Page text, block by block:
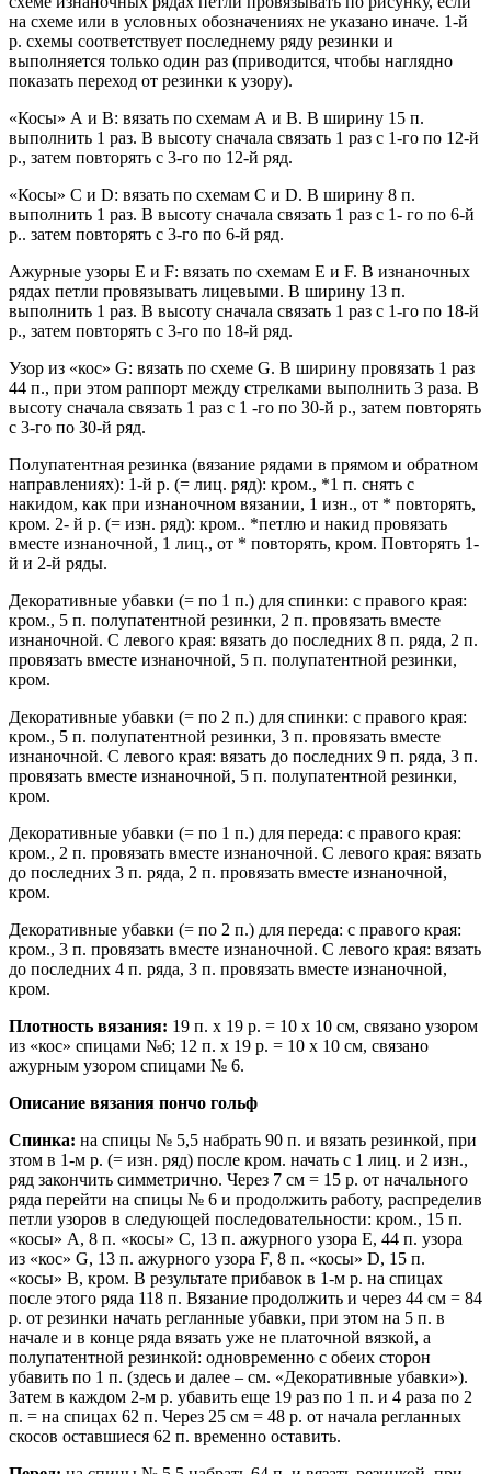
на схеме или в условных обозначениях не указано иначе. 1-й
р. схемы соответствует последнему ряду резинки и
выполняется только один раз (приводится, чтобы наглядно
показать переход от резинки к узору).
«Косы» А и В: вязать по схемам А и В. В ширину 15 п.
выполнить 1 раз. В высоту сначала связать 1 раз с 1-го по 12-й
р., затем повторять с 3-го по 12-й ряд.
«Косы» С и D: вязать по схемам С и D. В ширину 8 п.
выполнить 1 раз. В высоту сначала связать 1 раз с 1- го по 6-й
р.. затем повторять с 3-го по 6-й ряд.
Ажурные узоры Е и F: вязать по схемам Е и F. В изнаночных
рядах петли провязывать лицевыми. В ширину 13 п.
выполнить 1 раз. В высоту сначала связать 1 раз с 1-го по 18-й
р., затем повторять с 3-го по 18-й ряд.
Узор из «кос» G: вязать по схеме G. В ширину провязать 1 раз
44 п., при этом раппорт между стрелками выполнить 3 раза. В
высоту сначала связать 1 раз с 1 -го по 30-й р., затем повторять
с 3-го по 30-й ряд.
Полупатентная резинка (вязание рядами в прямом и обратном
направлениях): 1-й р. (= лиц. ряд): кром., *1 п. снять с
накидом, как при изнаночном вязании, 1 изн., от * повторять,
кром. 2- й р. (= изн. ряд): кром.. *петлю и накид провязать
вместе изнаночной, 1 лиц., от * повторять, кром. Повторять 1-
й и 2-й ряды.
Декоративные убавки (= по 1 п.) для спинки: с правого края:
кром., 5 п. полупатентной резинки, 2 п. провязать вместе
изнаночной. С левого края: вязать до последних 8 п. ряда, 2 п.
провязать вместе изнаночной, 5 п. полупатентной резинки,
кром.
Декоративные убавки (= по 2 п.) для спинки: с правого края:
кром., 5 п. полупатентной резинки, 3 п. провязать вместе
изнаночной. С левого края: вязать до последних 9 п. ряда, 3 п.
провязать вместе изнаночной, 5 п. полупатентной резинки,
кром.
Декоративные убавки (= по 1 п.) для переда: с правого края:
кром., 2 п. провязать вместе изнаночной. С левого края: вязать
до последних 3 п. ряда, 2 п. провязать вместе изнаночной,
кром.
Декоративные убавки (= по 2 п.) для переда: с правого края:
кром., 3 п. провязать вместе изнаночной. С левого края: вязать
до последних 4 п. ряда, 3 п. провязать вместе изнаночной,
кром.
Плотность вязания: 19 п. х 19 р. = 10 х 10 см, связано узором
из «кос» спицами №6; 12 п. х 19 р. = 10 х 10 см, связано
ажурным узором спицами № 6.
Описание вязания пончо гольф
Спинка: на спицы № 5,5 набрать 90 п. и вязать резинкой, при
зтом в 1-м р. (= изн. ряд) после кром. начать с 1 лиц. и 2 изн.,
ряд закончить симметрично. Через 7 см = 15 р. от начального
ряда перейти на спицы № 6 и продолжить работу, распределив
петли узоров в следующей последовательности: кром., 15 п.
«косы» А, 8 п. «косы» С, 13 п. ажурного узора Е, 44 п. узора
из «кос» G, 13 п. ажурного узора F, 8 п. «косы» D, 15 п.
«косы» В, кром. В результате прибавок в 1-м р. на спицах
после этого ряда 118 п. Вязание продолжить и через 44 см = 84
р. от резинки начать регланные убавки, при этом на 5 п. в
начале и в конце ряда вязать уже не платочной вязкой, а
полупатентной резинкой: одновременно с обеих сторон
убавить по 1 п. (здесь и далее – см. «Декоративные убавки»).
Затем в каждом 2-м р. убавить еще 19 раз по 1 п. и 4 раза по 2
п. = на спицах 62 п. Через 25 см = 48 р. от начала регланных
скосов оставшиеся 62 п. временно оставить.